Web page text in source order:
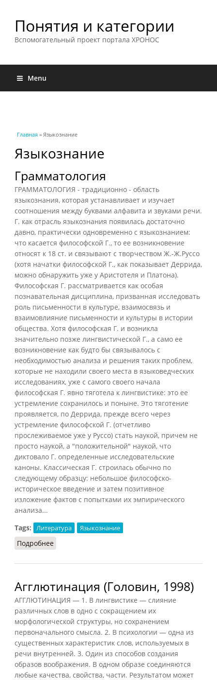
Понятия и категории
Вспомогательный проект портала ХРОНОС
Menu
Вы здесь
Главная » Языкознание
Языкознание
Грамматология
ГРАММАТОЛОГИЯ - традиционно - область
языкознания, которая устанавливает и изучает
соотношения между буквами алфавита и звуками речи.
Г. как отрасль языкознания появилась достаточно
давно, практически одновременно с языкознанием:
что касается философской Г., то ее возникновение
относят к 18 ст. и связывают с творчеством Ж.-Ж.Руссо
(хотя начатки философской Г., как показывает Деррида,
можно обнаружить уже у Аристотеля и Платона).
Философская Г. рассматривается как особая
познавательная дисциплина, призванная исследовать
роль письменности в культуре, взаимосвязь и
взаимовлияние письменности и культуры в истории
общества. Хотя философская Г. и возникла
значительно позже лингвистической Г., а само ее
возникновение как будто бы связывалось с
необходимостью анализа и решения таких проблем,
которые не находили своего места в языковедческих
исследованиях, уже с самого своего начала
философская Г. явно тяготела к лингвистике: это ее
устремление сохранилось и поныне. Это тяготение
проявляется, по Деррида, прежде всего через
устремление философской Г. (отчетливо
прослеживаемое уже у Руссо) стать наукой, причем не
просто наукой, а "положительной" наукой, что
диктовало Г. определенные исследовательские
каноны. Классическая Г. строилась обычно по
следующему образцу: небольшое философско-
историческое введение и затем позитивное
изложение фактов с попытками их эмпирического
анализа...
Tags:
Литература Языкознание
Подробнее
Агглютинация (Головин, 1998)
АГГЛЮТИНАЦИЯ — 1. В лингвистике — слияние
различных слов в одно с сокращением их
морфологической структуры, но сохранением
первоначального смысла. 2. В психологии — одна из
существенных характеристик слов, используемых в
речи внутренней. 3. Один из способов создания
образов воображения. В одном образе соединяются
любые качества, свойства, части. Результатом может